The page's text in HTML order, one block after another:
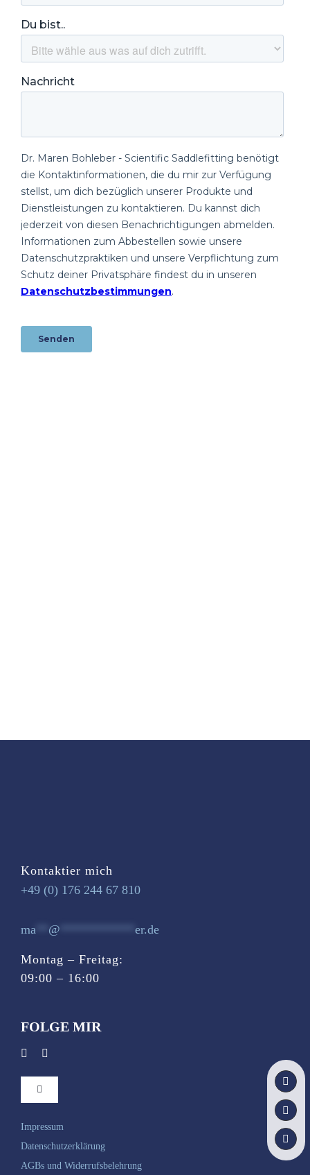
Kontaktier mich
+49 (0) 176 244 67 810
ma @ er.de
Montag – Freitag:
09:00 – 16:00
FOLGE MIR
Toggle
Navigation
Startseite
Du bist …
Impressum
Datenschutzerklärung
AGBs und Widerrufsbelehrung